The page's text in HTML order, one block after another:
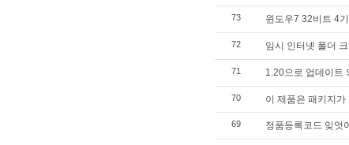
73 윈도우7 32비트 4
72 임시 인터넷 폴더
71 1.20으로 업데이트
70 이 제품은 패키지가
69 정품등록코드 잊엇